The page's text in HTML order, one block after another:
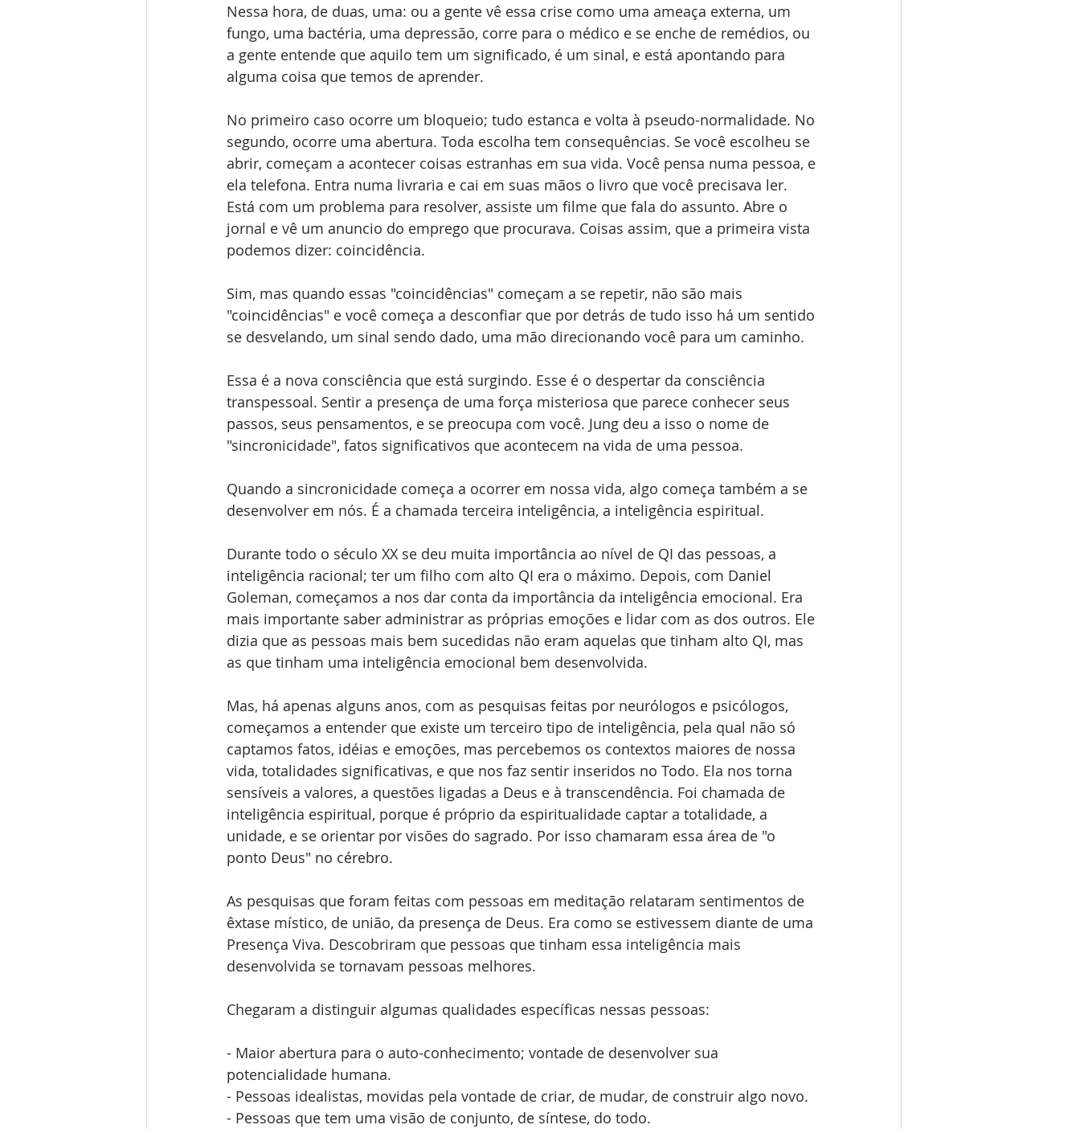
Nessa hora, de duas, uma: ou a gente vê essa crise como uma ameaça externa, um
fungo, uma bactéria, uma depressão, corre para o médico e se enche de remédios, ou
a gente entende que aquilo tem um significado, é um sinal, e está apontando para
alguma coisa que temos de aprender.
No primeiro caso ocorre um bloqueio; tudo estanca e volta à pseudo-normalidade. No
segundo, ocorre uma abertura. Toda escolha tem consequências. Se você escolheu se
abrir, começam a acontecer coisas estranhas em sua vida. Você pensa numa pessoa, e
ela telefona. Entra numa livraria e cai em suas mãos o livro que você precisava ler.
Está com um problema para resolver, assiste um filme que fala do assunto. Abre o
jornal e vê um anuncio do emprego que procurava. Coisas assim, que a primeira vista
podemos dizer: coincidência.
Sim, mas quando essas "coincidências" começam a se repetir, não são mais
"coincidências" e você começa a desconfiar que por detrás de tudo isso há um sentido
se desvelando, um sinal sendo dado, uma mão direcionando você para um caminho.
Essa é a nova consciência que está surgindo. Esse é o despertar da consciência
transpessoal. Sentir a presença de uma força misteriosa que parece conhecer seus
passos, seus pensamentos, e se preocupa com você. Jung deu a isso o nome de
"sincronicidade", fatos significativos que acontecem na vida de uma pessoa.
Quando a sincronicidade começa a ocorrer em nossa vida, algo começa também a se
desenvolver em nós. É a chamada terceira inteligência, a inteligência espiritual.
Durante todo o século XX se deu muita importância ao nível de QI das pessoas, a
inteligência racional; ter um filho com alto QI era o máximo. Depois, com Daniel
Goleman, começamos a nos dar conta da importância da inteligência emocional. Era
mais importante saber administrar as próprias emoções e lidar com as dos outros. Ele
dizia que as pessoas mais bem sucedidas não eram aquelas que tinham alto QI, mas
as que tinham uma inteligência emocional bem desenvolvida.
Mas, há apenas alguns anos, com as pesquisas feitas por neurólogos e psicólogos,
começamos a entender que existe um terceiro tipo de inteligência, pela qual não só
captamos fatos, idéias e emoções, mas percebemos os contextos maiores de nossa
vida, totalidades significativas, e que nos faz sentir inseridos no Todo. Ela nos torna
sensíveis a valores, a questões ligadas a Deus e à transcendência. Foi chamada de
inteligência espiritual, porque é próprio da espiritualidade captar a totalidade, a
unidade, e se orientar por visões do sagrado. Por isso chamaram essa área de "o
ponto Deus" no cérebro.
As pesquisas que foram feitas com pessoas em meditação relataram sentimentos de
êxtase místico, de união, da presença de Deus. Era como se estivessem diante de uma
Presença Viva. Descobriram que pessoas que tinham essa inteligência mais
desenvolvida se tornavam pessoas melhores.
Chegaram a distinguir algumas qualidades específicas nessas pessoas:
- Maior abertura para o auto-conhecimento; vontade de desenvolver sua
potencialidade humana.
- Pessoas idealistas, movidas pela vontade de criar, de mudar, de construir algo novo.
- Pessoas que tem uma visão de conjunto, de síntese, do todo.